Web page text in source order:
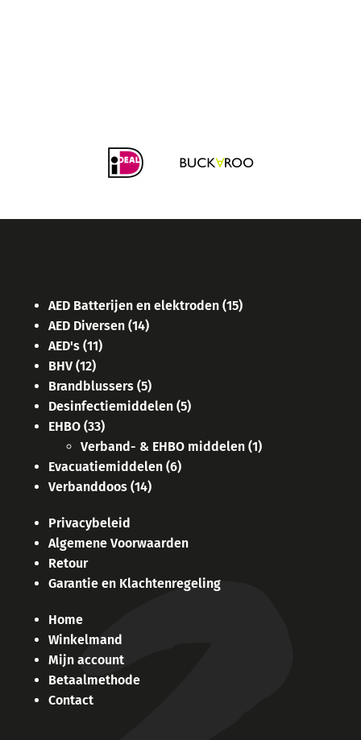
AED Batterijen en elektroden (15)
AED Diversen (14)
AED's (11)
BHV (12)
Brandblussers (5)
Desinfectiemiddelen (5)
EHBO (33)
Verband- & EHBO middelen (1)
Evacuatiemiddelen (6)
Verbanddoos (14)
Privacybeleid
Algemene Voorwaarden
Retour
Garantie en Klachtenregeling
Home
Winkelmand
Mijn account
Betaalmethode
Contact